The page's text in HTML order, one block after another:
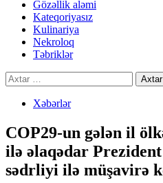
Gözəllik aləmi
Kateqoriyasız
Kulinariya
Nekroloq
Təbriklər
Axtarış:
Xəbərlər
COP29-un gələn il
ilə əlaqədar
sədrliyi ilə müşavirə